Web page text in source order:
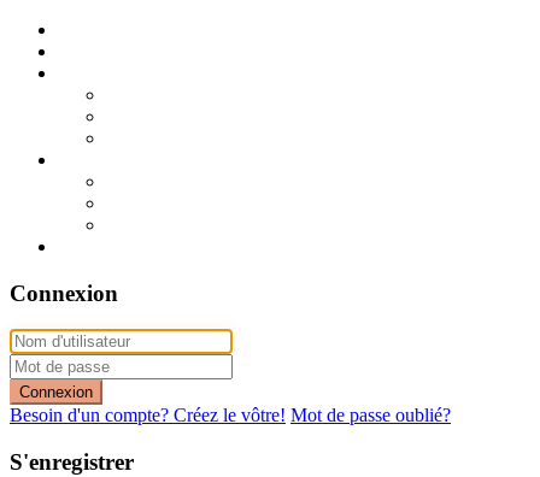
Connexion
Connexion
Besoin d'un compte? Créez le vôtre! Mot de passe oublié?
S'enregistrer